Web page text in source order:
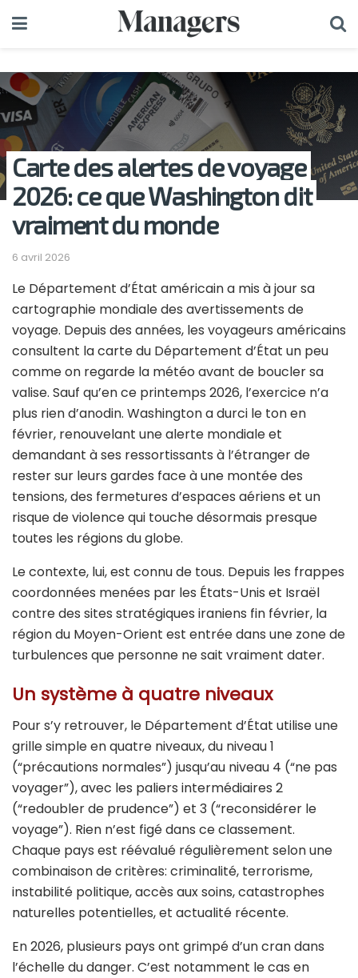
Carte des alertes de voyage
2026: ce que Washington dit
vraiment du monde
6 avril 2026
Le Département d’État américain a mis à jour sa
cartographie mondiale des avertissements de
voyage. Depuis des années, les voyageurs américains
consultent la carte du Département d’État un peu
comme on regarde la météo avant de boucler sa
valise. Sauf qu’en ce printemps 2026, l’exercice n’a
plus rien d’anodin. Washington a durci le ton en
février, renouvelant une alerte mondiale et
demandant à ses ressortissants à l’étranger de
rester sur leurs gardes face à une montée des
tensions, des fermetures d’espaces aériens et un
risque de violence qui touche désormais presque
toutes les régions du globe.
Le contexte, lui, est connu de tous. Depuis les frappes
coordonnées menées par les États-Unis et Israël
contre des sites stratégiques iraniens fin février, la
région du Moyen-Orient est entrée dans une zone de
turbulences que personne ne sait vraiment dater.
Un système à quatre niveaux
Pour s’y retrouver, le Département d’État utilise une
grille simple en quatre niveaux, du niveau 1
(“précautions normales”) jusqu’au niveau 4 (“ne pas
voyager”), avec les paliers intermédiaires 2
(“redoubler de prudence”) et 3 (“reconsidérer le
voyage”). Rien n’est figé dans ce classement.
Chaque pays est réévalué régulièrement selon une
combinaison de critères: criminalité, terrorisme,
instabilité politique, accès aux soins, catastrophes
naturelles potentielles, et actualité récente.
En 2026, plusieurs pays ont grimpé d’un cran dans
l’échelle du danger. C’est notamment le cas en